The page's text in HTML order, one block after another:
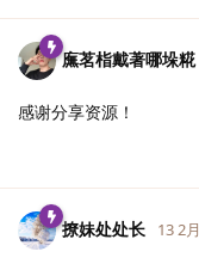
廡茗栺戴著哪垛糀
感谢分享资源！
撩妹处处长 13 2月